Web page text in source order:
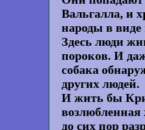
Вальгалла, и
народы в виде
Здесь люди
пороков. И
собака
других людей.
И жить бы
возлюбленная
до сих пор